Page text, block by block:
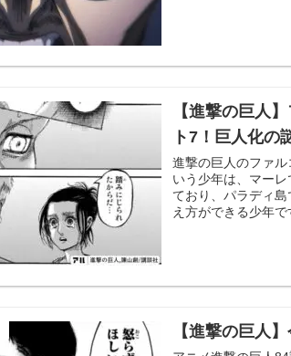
【進撃の巨人
ト7！巨人化の
進撃の巨人のファ
いう少年は、マー
ており、パラディ
え方ができる少年で
【進撃の巨人